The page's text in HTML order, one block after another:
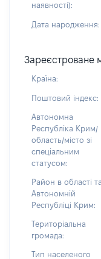
наявності):
Дата народження:
Зареєстроване
Країна:
Поштовий індекс:
Автономна
Республіка Крим/
область/місто зі
спеціальним
статусом:
Район в області та
Автономній
Республіці Крим:
Територіальна
громада:
Тип населеного